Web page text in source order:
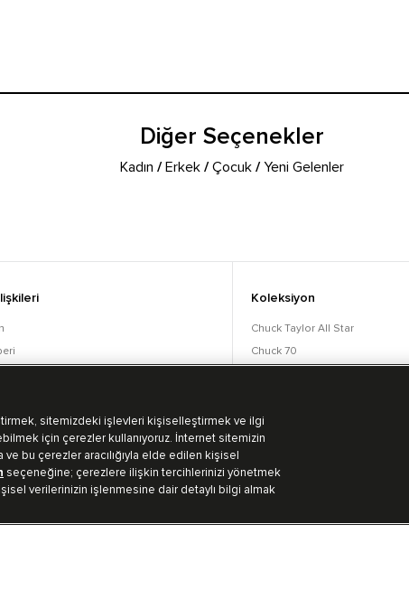
Diğer Seçenekler
Kadın /Erkek /Çocuk /Yeni Gelenler
Koleksiyon
Chuck Taylor All Star
Chuck 70
Bot Koleksiyonu
sitemizdeki işlevleri kişiselleştirmek ve ilgi
için çerezler kullanıyoruz. İnternet sitemizin
ve bu çerezler aracılığıyla elde edilen kişisel
seçeneğine; çerezlere ilişkin tercihlerinizi yönetmek
verilerinizin işlenmesine dair detaylı bilgi almak